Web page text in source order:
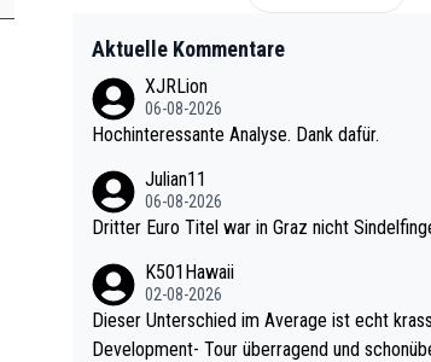
Aktuelle Kommentare
XJRLion
06-08-2026
Hochinteressante Analyse. Dank dafür.
Julian11
06-08-2026
Dritter Euro Titel war in Graz nicht
K501Hawaii
02-08-2026
Dieser Unterschied im Average ist echt krass! 111+ ist für
Development- Tour überragend und